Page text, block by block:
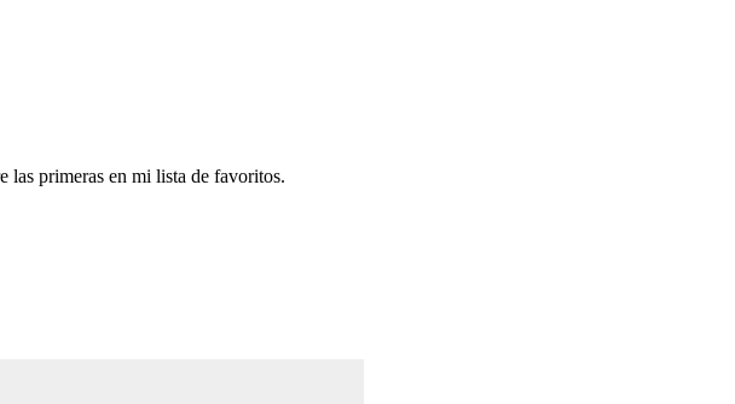
las primeras en mi lista de favoritos.